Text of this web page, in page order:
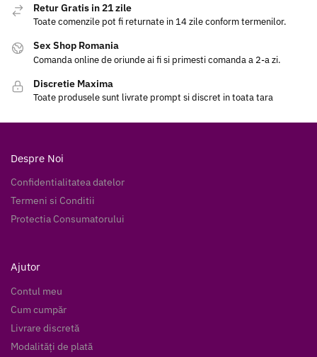
Retur Gratis in 21 zile
Toate comenzile pot fi returnate in 14 zile conform termenilor.
Sex Shop Romania
Comanda online de oriunde ai fi si primesti comanda a 2-a zi.
Discretie Maxima
Toate produsele sunt livrate prompt si discret in toata tara
Despre Noi
Confidentialitatea datelor
Termeni si Conditii
Protectia Consumatorului
Ajutor
Contul meu
Cum cumpăr
Livrare discretă
Modalități de plată